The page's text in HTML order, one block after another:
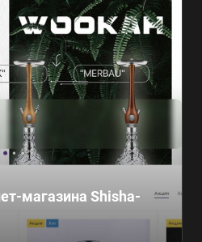
магазина Shisha-